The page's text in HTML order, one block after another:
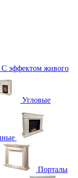
С эффектом живого
Угловые
Порталы